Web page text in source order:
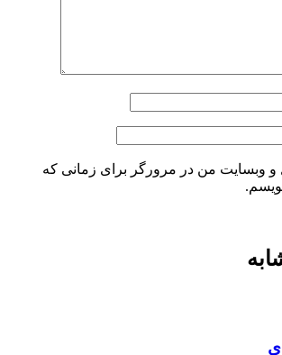
و وبسایت من در مرورگر برای زمانی که